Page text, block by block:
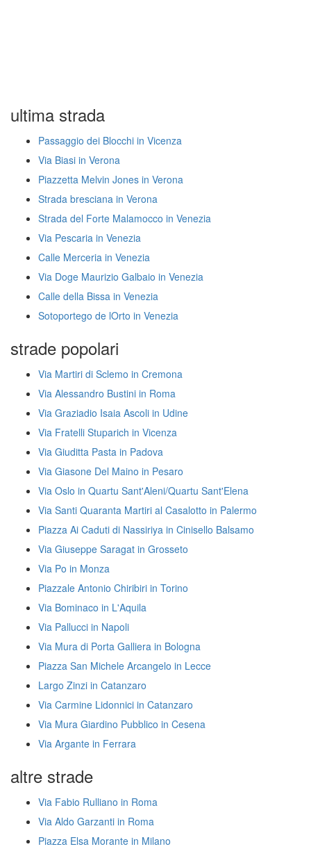
ultima strada
Passaggio dei Blocchi in Vicenza
Via Biasi in Verona
Piazzetta Melvin Jones in Verona
Strada bresciana in Verona
Strada del Forte Malamocco in Venezia
Via Pescaria in Venezia
Calle Merceria in Venezia
Via Doge Maurizio Galbaio in Venezia
Calle della Bissa in Venezia
Sotoportego de lOrto in Venezia
strade popolari
Via Martiri di Sclemo in Cremona
Via Alessandro Bustini in Roma
Via Graziadio Isaia Ascoli in Udine
Via Fratelli Stuparich in Vicenza
Via Giuditta Pasta in Padova
Via Giasone Del Maino in Pesaro
Via Oslo in Quartu Sant'Aleni/Quartu Sant'Elena
Via Santi Quaranta Martiri al Casalotto in Palermo
Piazza Ai Caduti di Nassiriya in Cinisello Balsamo
Via Giuseppe Saragat in Grosseto
Via Po in Monza
Piazzale Antonio Chiribiri in Torino
Via Bominaco in L'Aquila
Via Pallucci in Napoli
Via Mura di Porta Galliera in Bologna
Piazza San Michele Arcangelo in Lecce
Largo Zinzi in Catanzaro
Via Carmine Lidonnici in Catanzaro
Via Mura Giardino Pubblico in Cesena
Via Argante in Ferrara
altre strade
Via Fabio Rulliano in Roma
Via Aldo Garzanti in Roma
Piazza Elsa Morante in Milano